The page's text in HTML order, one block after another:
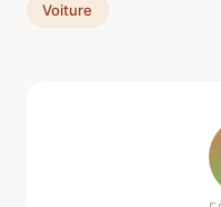
Voiture